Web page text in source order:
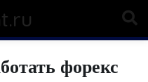
форекс